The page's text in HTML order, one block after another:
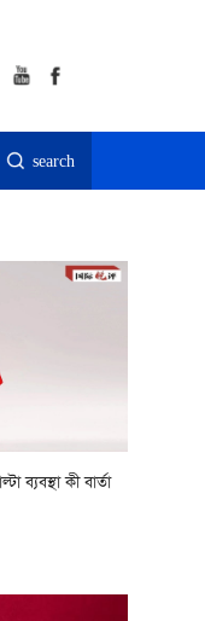
search
ব্যবস্থা কী বার্তা